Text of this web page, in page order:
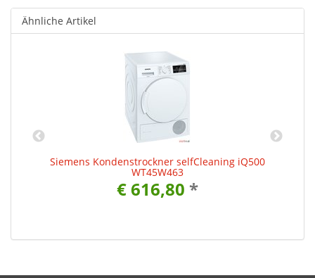
Ähnliche Artikel
Siemens Kondenstrockner selfCleaning iQ500
WT45W463
€ 616,80 *